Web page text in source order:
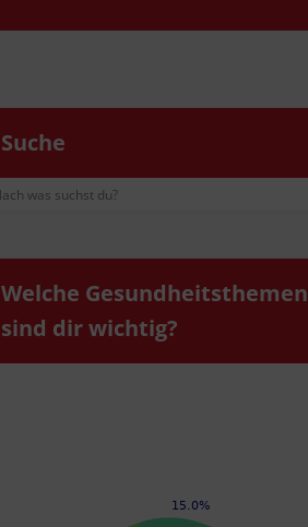
Suche
Wel­che Gesund­heits­the­men
sind dir wichtig?